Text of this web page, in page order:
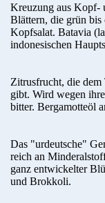
Kreuzung aus Kopf-
Blättern, die grün
Kopfsalat. Batavia
indonesischen
Zitrusfrucht, die dem
gibt. Wird wegen
bitter. Bergamotteöl
Das "urdeutsche"
reich an
ganz entwickelter
und Brokkoli.